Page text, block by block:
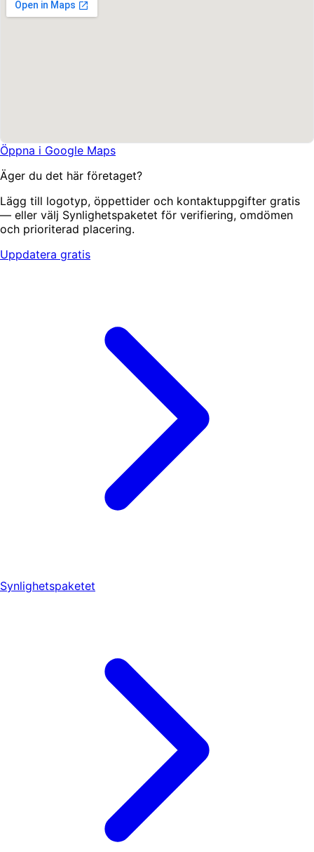
Öppna i Google Maps
Äger du det här företaget?
Lägg till logotyp, öppettider och kontaktuppgifter gratis
— eller välj Synlighetspaketet för verifiering, omdömen
och prioriterad placering.
Uppdatera gratis
Synlighetspaketet